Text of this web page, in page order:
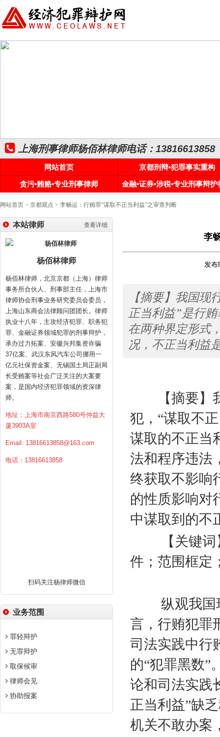
上海刑事律师杨佰林律师电话：13816613858
网站首页
京都刑辩•犯罪事实重构
贪污•贿赂•专业刑事律师
金融•证券•涉税•专业刑事辩护
网站首页 > 京都观点 > 李畅运：行贿罪“谋取不正当利益”之审查判断
查看详细
本站律师
杨佰林律师
杨佰林律师，北京京都（上海）律师
事务所合伙人、刑事部主任，上海市
律师协会刑事业务研究委员会委员，
上海山东商会法律顾问团团长。律师
执业十八年，主攻经济犯罪、职务犯
罪、金融证券领域犯罪的刑事辩护，
承办过力拓案、安徽兴邦集资诈骗
37亿案、武汉东风汽车公司挪用一
亿元社保资金案、无锡国土局正副局
长受贿案等社会广泛关注的大案要
案，是国内经济犯罪领域的资深律
师。
地址：上海市南京西路580号仲益大
厦3903A室
Email: 13816613858@163.com
电话：13816613858
扫码关注杨律师微信
业务范围
罪轻辩护
无罪辩护
取保候审
律师会见
协助报案
李
发
【摘要】我国现
正当利益”是行
在两种界定形式
况，不正当利益
【摘要】我
犯，“谋取不
谋取的不正当
法和程序违法
终获取不影响
的性质影响对
中谋取到的不
【关键词】
件；范围框定
纵观我国现
言，行贿犯罪
司法实践中行
的“犯罪黑数”
论和司法实践
正当利益”缺
机关不敢办案